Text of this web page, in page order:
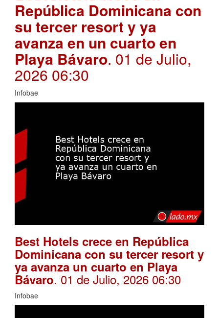
República Dominicana con
su tercer resort y ya
avanza en un cuarto en
Playa Bávaro. 01 de Julio,
2026 06:30
Infobae
Best Hotels crece en República
Dominicana con su tercer resort y
ya avanza un cuarto en Playa
Bávaro. 01 de Julio, 2026 06:30
Infobae